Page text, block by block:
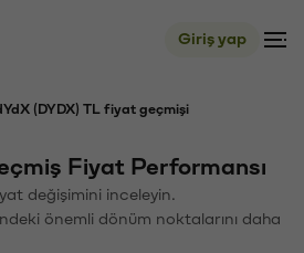
Giriş yap
(DYDX) TL fiyat geçmişi
Fiyat Performansı
değişimini inceleyin.
önemli dönüm noktalarını daha